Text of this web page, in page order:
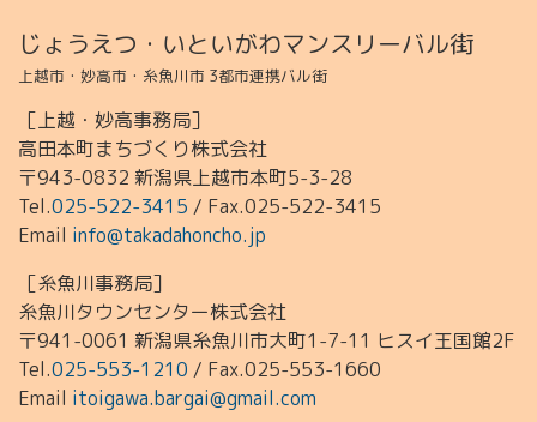
じょうえつ・いといがわマンスリーバル街
上越市・妙高市・糸魚川市 3都市連携バル街
［上越・妙高事務局］
高田本町まちづくり株式会社
〒943-0832 新潟県上越市本町5-3-28
Tel.025-522-3415 / Fax.025-522-3415
Email info@takadahoncho.jp
［糸魚川事務局］
糸魚川タウンセンター株式会社
〒941-0061 新潟県糸魚川市大町1-7-11 ヒスイ王国館2F
Tel.025-553-1210 / Fax.025-553-1660
Email itoigawa.bargai@gmail.com